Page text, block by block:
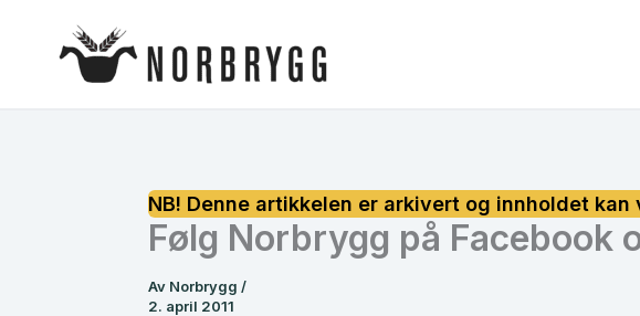
Følg Norbrygg på Facebook
Av Norbrygg /
2. april 2011